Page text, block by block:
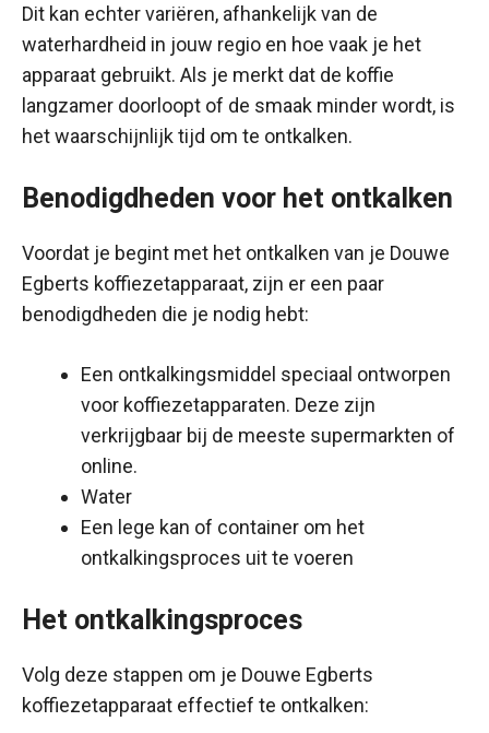
Dit kan echter variëren, afhankelijk van de
waterhardheid in jouw regio en hoe vaak je het
apparaat gebruikt. Als je merkt dat de koffie
langzamer doorloopt of de smaak minder wordt, is
het waarschijnlijk tijd om te ontkalken.
Benodigdheden voor het ontkalken
Voordat je begint met het ontkalken van je Douwe
Egberts koffiezetapparaat, zijn er een paar
benodigdheden die je nodig hebt:
Een ontkalkingsmiddel speciaal ontworpen
voor koffiezetapparaten. Deze zijn
verkrijgbaar bij de meeste supermarkten of
online.
Water
Een lege kan of container om het
ontkalkingsproces uit te voeren
Het ontkalkingsproces
Volg deze stappen om je Douwe Egberts
koffiezetapparaat effectief te ontkalken: